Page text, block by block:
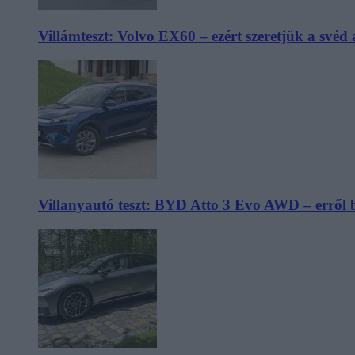
Villámteszt: Volvo EX60 – ezért szeretjük a svéd
Villanyautó teszt: BYD Atto 3 Evo AWD – erről